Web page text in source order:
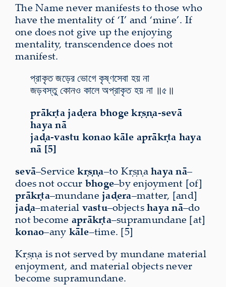
The Name never manifests to those who
have the mentality of ‘I’ and ‘mine’. If
one does not give up the enjoying
mentality, transcendence does not
manifest.
প্রাকৃত জড়ের ভোগে কৃষ্ণসেবা হয় না
জড়বস্তু কোনও কালে অপ্রাকৃত হয় না ॥৫॥
prākṛta jaḍera bhoge kṛṣṇa-sevā
haya nā
jaḍa-vastu konao kāle aprākṛta haya
nā [5]
sevā–Servicekṛṣṇa–to Kṛṣṇahaya nā–
does not occur bhoge–by enjoyment [of]
prākṛta–mundane jaḍera–matter, [and]
jaḍa–material vastu–objectshaya nā–do
not become aprākṛta–supramundane [at]
konao–any kāle–time. [5]
Kṛṣṇa is not served by mundane material
enjoyment, and material objects never
become supramundane.